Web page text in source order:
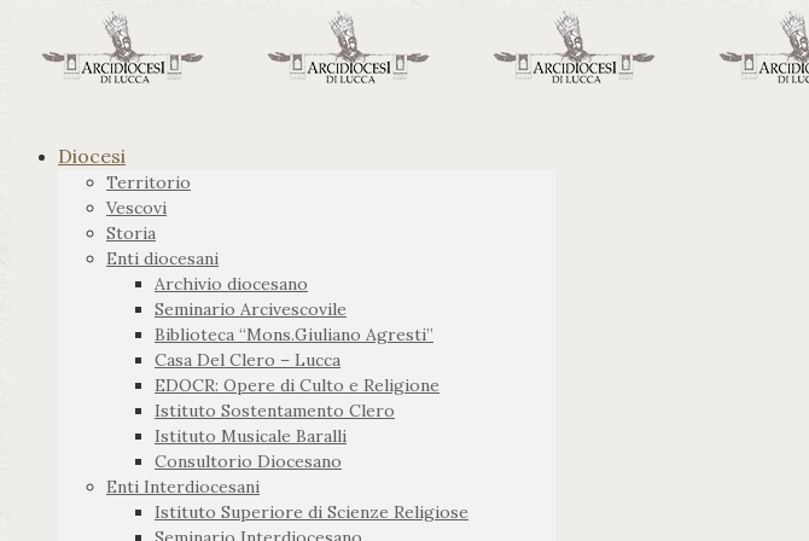
Diocesi
Territorio
Vescovi
Storia
Enti diocesani
Archivio diocesano
Seminario Arcivescovile
Biblioteca “Mons.Giuliano Agresti”
Casa Del Clero – Lucca
EDOCR: Opere di Culto e Religione
Istituto Sostentamento Clero
Istituto Musicale Baralli
Consultorio Diocesano
Enti Interdiocesani
Istituto Superiore di Scienze Religiose